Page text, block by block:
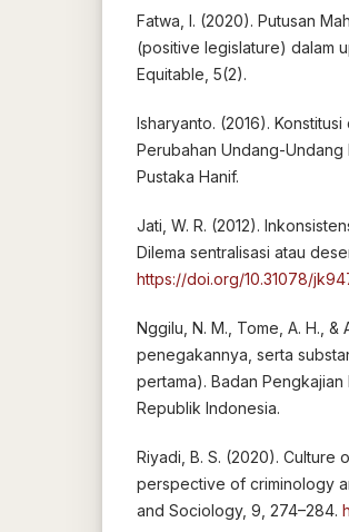
Fatwa, I. (2020). Putusan
(positive legislature) dalam
Equitable, 5(2).
Isharyanto. (2016).
Perubahan Undang-
Pustaka Hanif.
Jati, W. R. (2012).
Dilema sentralisasi atau
https://doi.org/10.31078/
Nggilu, N. M., Tome, A. H.,
penegakannya, serta
pertama). Badan Pengkajian
Republik Indonesia.
Riyadi, B. S. (2020).
perspective of criminology
and Sociology, 9, 274–284.